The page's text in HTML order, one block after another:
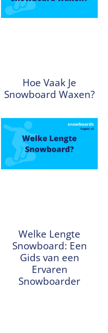
Hoe Vaak Je
Snowboard Waxen?
Welke Lengte
Snowboard: Een
Gids van een
Ervaren
Snowboarder